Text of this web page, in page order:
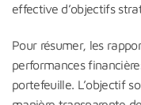
effective d’objectifs
Pour résumer, les
performances
portefeuille. L’objectif